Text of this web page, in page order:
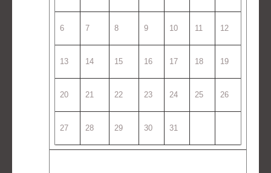
6 7 8 9 10 11 12
13 14 15 16 17 18 19
20 21 22 23 24 25 26
27 28 29 30 31